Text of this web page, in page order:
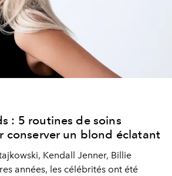
: 5 routines de soins
conserver un blond éclatant
Kendall Jenner, Billie
années, les célébrités ont été